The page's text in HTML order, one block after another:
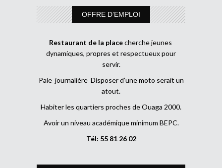
OFFRE D’EMPLOI
Restaurant de la placecherche jeunes
dynamiques, propres et respectueux pour
servir.
Paie journalière Disposer d’une moto serait un
atout.
Habiter les quartiers proches de Ouaga 2000.
Avoir un niveau académique minimum BEPC.
Tél: 55 81 26 02